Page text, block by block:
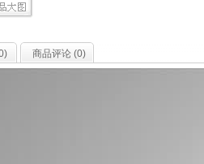
) 商品评论 (0)